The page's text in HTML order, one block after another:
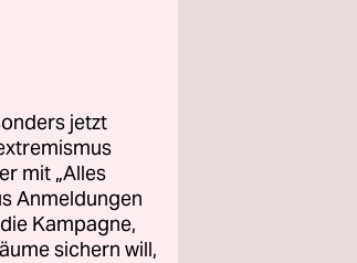
jetzt
mit „Alles
Anmeldungen
Kampagne,
sichern will,